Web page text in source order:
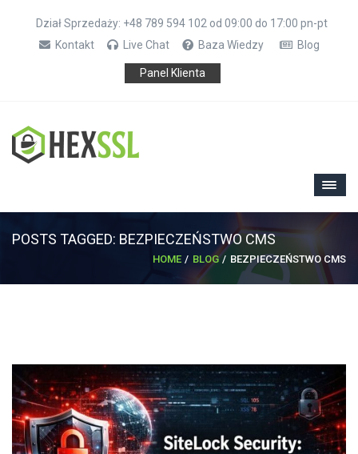
Dział Sprzedaży: +48 789 594 102 od 09:00 do 17:00 pn-pt
Kontakt
Live Chat Baza Wiedzy Blog
Panel Klienta
POSTS TAGGED: BEZPIECZEŃSTWO CMS
HOME BLOG BEZPIECZEŃSTWO CMS